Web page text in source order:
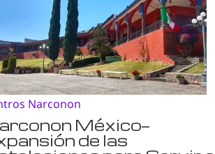
Narconon
México—
de las